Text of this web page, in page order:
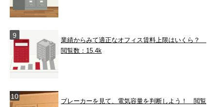
業績からみて適正なオフィス賃料上限はいくら？
閲覧数：15.4k
ブレーカーを見て、電気容量を判断しよう！
閲覧